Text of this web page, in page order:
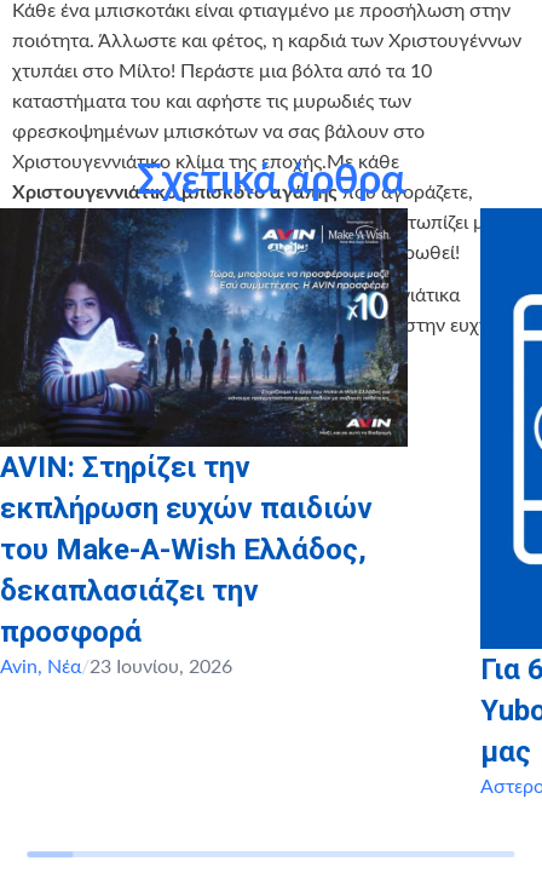
Κάθε ένα μπισκοτάκι είναι φτιαγμένο με προσήλωση στην
ποιότητα. Άλλωστε και φέτος, η καρδιά των Χριστουγέννων
χτυπάει στο Μίλτο! Περάστε μια βόλτα από τα 10
καταστήματα του και αφήστε τις μυρωδιές των
φρεσκοψημένων μπισκότων να σας βάλουν στο
Χριστουγεννιάτικο κλίμα της εποχής.Με κάθε
Χριστουγεννιάτικο μπισκότο αγάπηςπου αγοράζετε,
βοηθάτε και εσείς μια ευχή παιδιού που αντιμετωπίζει με
θάρρος μια πολύ σοβαρή ασθένεια, να εκπληρωθεί!
Δαγκώστε, χαρίστε ή στολίστε τα Χριστουγεννιάτικα
μπισκότα αγάπης και δώστε και εσείς δύναμη στην ευχή!
Σχετικά άρθρα
AVIN: Στηρίζει την
εκπλήρωση ευχών παιδιών
του Make-A-Wish Ελλάδος,
δεκαπλασιάζει την
προσφορά
Avin, Νέα/23 Ιουνίου, 2026
Για
μας